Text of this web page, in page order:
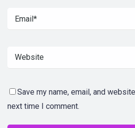
Save my name, email, and
next time I comment.